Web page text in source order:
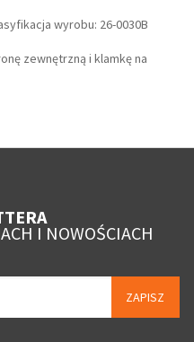
wyrobu: 26-0030B
zewnętrzną i klamkę na
I NOWOŚCIACH
ZAPISZ